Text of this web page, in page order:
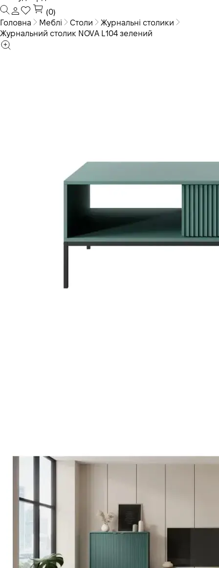
(0)
Головна
Меблі Столи
Журнальні столики
Журнальний столик NOVA L104 зелений